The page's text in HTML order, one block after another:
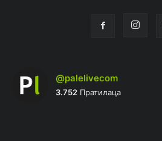
@palelivecom
3.752 Пратилаца